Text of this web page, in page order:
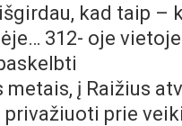
kad taip –
312- oje
į Raižius
prie